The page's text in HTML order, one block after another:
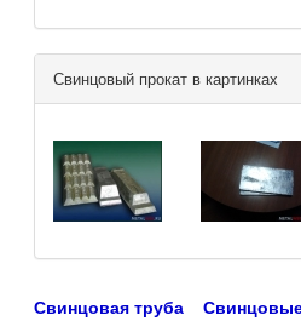
Свинцовый прокат в картинках
Свинцовая труба